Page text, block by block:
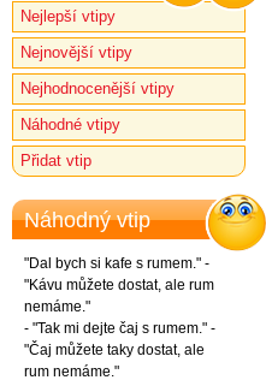
Nejlepší vtipy
Nejnovější vtipy
Nejhodnocenější vtipy
Náhodné vtipy
Přidat vtip
Náhodný vtip
"Dal bych si kafe s rumem." -
"Kávu můžete dostat, ale rum
nemáme."
- "Tak mi dejte čaj s rumem." -
"Čaj můžete taky dostat, ale
rum nemáme."